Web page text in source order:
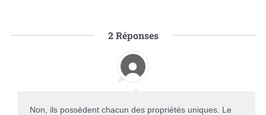
2Réponses
Non, ils possèdent chacun des propriétés uniques. Le